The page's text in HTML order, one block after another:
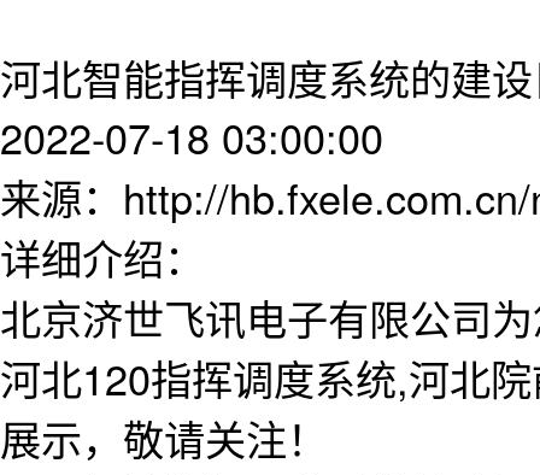
河北智能指挥调度系统的建
2022-07-18 03:00:00
来源：http://
详细介绍：
北京济世飞讯电子有限公司
河北120指挥调度系统,河北
展示，敬请关注！